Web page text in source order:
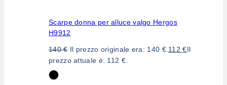
Scarpe donna per alluce valgo Hergos
H9912
140€ Il prezzo originale era: 140 €. 112€Il
prezzo attuale è: 112 €.